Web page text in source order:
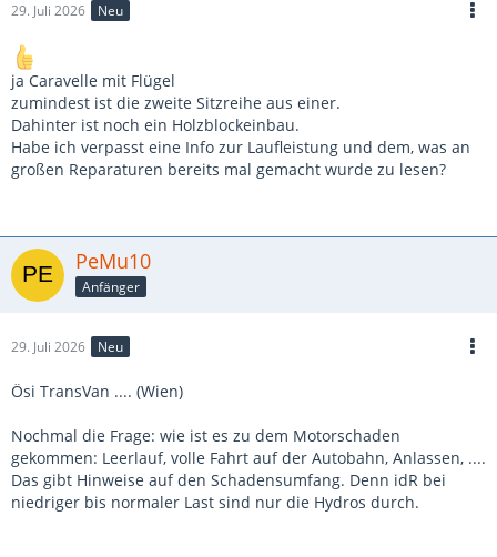
29. Juli 2026 Neu
ja Caravelle mit Flügel
zumindest ist die zweite Sitzreihe aus einer.
Dahinter ist noch ein Holzblockeinbau.
Habe ich verpasst eine Info zur Laufleistung und dem, was an
großen Reparaturen bereits mal gemacht wurde zu lesen?
PeMu10
Anfänger
29. Juli 2026 Neu
Ösi TransVan .... (Wien)
Nochmal die Frage: wie ist es zu dem Motorschaden
gekommen: Leerlauf, volle Fahrt auf der Autobahn, Anlassen, ....
Das gibt Hinweise auf den Schadensumfang. Denn idR bei
niedriger bis normaler Last sind nur die Hydros durch.